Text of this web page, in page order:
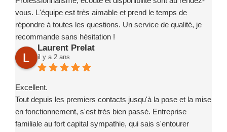
vous. L'équipe est très aimable et prend le temps de
répondre à toutes les questions. Un service de qualité, je
recommande sans hésitation !
Laurent Prelat
il y a 2 ans
Excellent.
Tout depuis les premiers contacts jusqu'à la pose et la mise
en fonctionnement, s'est très bien passé. Entreprise
familiale au fort capital sympathie, qui sais s'entourer